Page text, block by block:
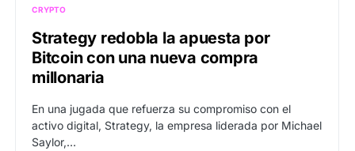
CRYPTO
Strategy redobla la apuesta por
Bitcoin con una nueva compra
millonaria
En una jugada que refuerza su compromiso con el
activo digital, Strategy, la empresa liderada por Michael
Saylor,…